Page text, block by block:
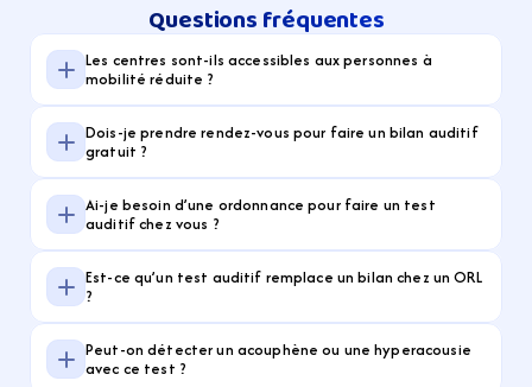
Questions fréquentes
Les centres sont-ils accessibles aux personnes à
mobilité réduite ?
Dois-je prendre rendez-vous pour faire un bilan auditif
gratuit ?
Ai-je besoin d’une ordonnance pour faire un test
auditif chez vous ?
Est-ce qu’un test auditif remplace un bilan chez un ORL
?
Peut-on détecter un acouphène ou une hyperacousie
avec ce test ?